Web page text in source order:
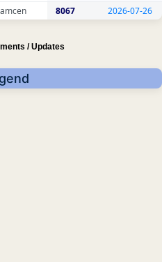
8067 2026-07-26
/ Updates